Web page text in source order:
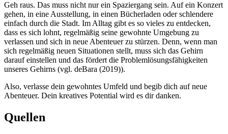
Geh raus. Das muss nicht nur ein Spaziergang sein. Auf ein Konzert
gehen, in eine Ausstellung, in einen Bücherladen oder schlendere
einfach durch die Stadt. Im Alltag gibt es so vieles zu entdecken,
dass es sich lohnt, regelmäßig seine gewohnte Umgebung zu
verlassen und sich in neue Abenteuer zu stürzen. Denn, wenn man
sich regelmäßig neuen Situationen stellt, muss sich das Gehirn
darauf einstellen und das fördert die Problemlösungsfähigkeiten
unseres Gehirns (vgl. deBara (2019)).
Also, verlasse dein gewohntes Umfeld und begib dich auf neue
Abenteuer. Dein kreatives Potential wird es dir danken.
Quellen